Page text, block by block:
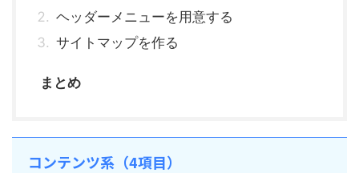
ヘッダーメニューを用意する
サイトマップを作る
まとめ
コンテンツ系（4項目）